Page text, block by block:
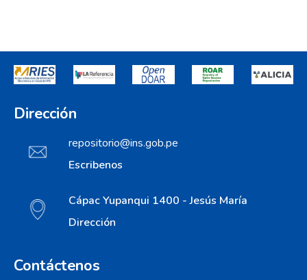
Dirección
repositorio@ins.gob.pe
Escribenos
Cápac Yupanqui 1400 - Jesús María
Dirección
Contáctenos